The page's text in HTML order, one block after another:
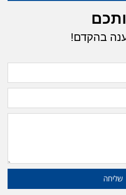
בהקדם!
שליחה